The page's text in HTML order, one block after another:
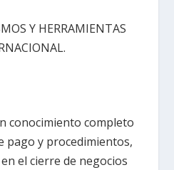
Y HERRAMIENTAS
conocimiento completo
pago y procedimientos,
el cierre de negocios